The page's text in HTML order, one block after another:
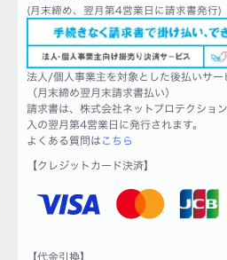
(月末締め、翌月第4営業日に請求書発行)
法人/個人事業主を対象とした後払いサー
（月末締め翌月末請求書払い）
請求書は、株式会社ネットプロテクショ
入の翌月第4営業日に発行されます。
よくある質問は こちら
【クレジットカード決済】
【代金引換】